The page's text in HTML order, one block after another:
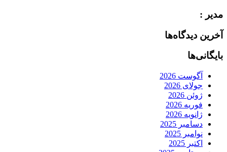
مدیر :
آخرین دیدگاه‌ها
بایگانی‌ها
آگوست 2026
جولای 2026
ژوئن 2026
فوریه 2026
ژانویه 2026
دسامبر 2025
نوامبر 2025
اکتبر 2025